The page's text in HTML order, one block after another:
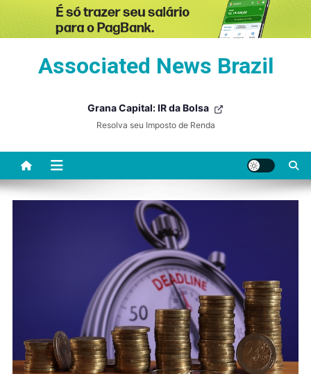
Associated News Brazil
Grana Capital: IR da Bolsa
Resolva seu Imposto de Renda